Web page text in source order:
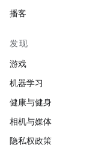
播客
发现
游戏
机器学习
健康与健身
相机与媒体
隐私权政策